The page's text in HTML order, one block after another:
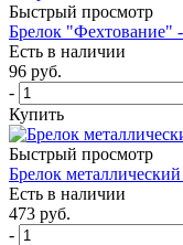
Быстрый просмотр
Брелок "Фехтование"
Есть в наличии
96 руб.
-
Купить
Быстрый просмотр
Брелок
Есть в наличии
473 руб.
-